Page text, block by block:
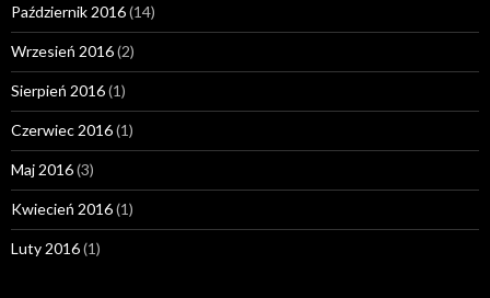
Październik 2016(14)
Wrzesień 2016(2)
Sierpień 2016(1)
Czerwiec 2016(1)
Maj 2016(3)
Kwiecień 2016(1)
Luty 2016(1)